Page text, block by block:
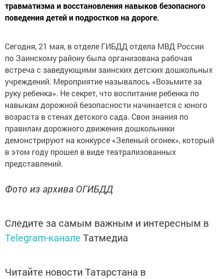
травматизма и восстановления навыков безопасного
поведения детей и подростков на дороге.
Сегодня, 21 мая, в отделе ГИБДД отдела МВД России
по Заинскому району была организована рабочая
встреча с заведующими заинских детских дошкольных
учреждений. Мероприятие называлось «Возьмите за
руку ребенка». Не секрет, что воспитание ребенка по
навыкам дорожной безопасности начинается с юного
возраста в стенах детского сада. Свои знания по
правилам дорожного движения дошкольники
демонстрируют на конкурсе «Зеленый огонек», который
в этом году прошел в виде театрализованных
представлений.
Фото из архива ОГИБДД
Следите за самым важным и интересным в
Telegram-канале Татмедиа
Читайте новости Татарстана в